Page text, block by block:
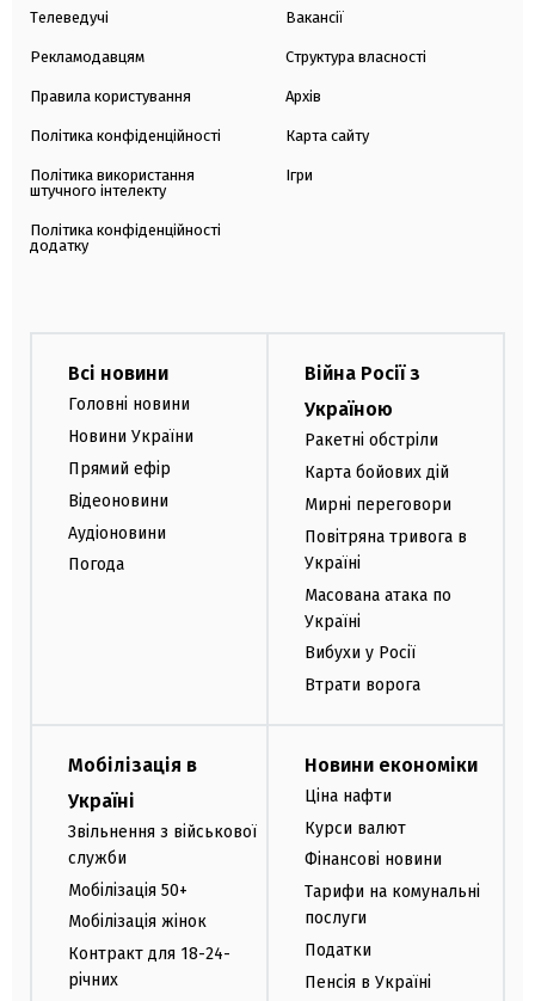
Телеведучі
Рекламодавцям
Правила користування
Політика конфіденційності
Політика використання
штучного інтелекту
Політика конфіденційності
додатку
Вакансії
Структура власності
Архів
Карта сайту
Ігри
Всі новини
Головні новини
Новини України
Прямий ефір
Відеоновини
Аудіоновини
Погода
Війна Росії з
Україною
Ракетні обстріли
Карта бойових дій
Мирні переговори
Повітряна тривога в
Україні
Масована атака по
Україні
Вибухи у Росії
Втрати ворога
Мобілізація в
Україні
Звільнення з військової
служби
Мобілізація 50+
Мобілізація жінок
Контракт для 18-24-
річних
Новини економіки
Ціна нафти
Курси валют
Фінансові новини
Тарифи на комунальні
послуги
Податки
Пенсія в Україні